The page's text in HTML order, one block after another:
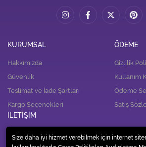
KURUMSAL
Hakkımızda
Güvenlik
Teslimat ve İade Şartları
Kargo Seçenekleri
ÖDEME
Gizlilik
Kullanım
Ödeme
Satış
İLETİŞİM
İletişim
Size daha iyi hizmet verebilmek için internet